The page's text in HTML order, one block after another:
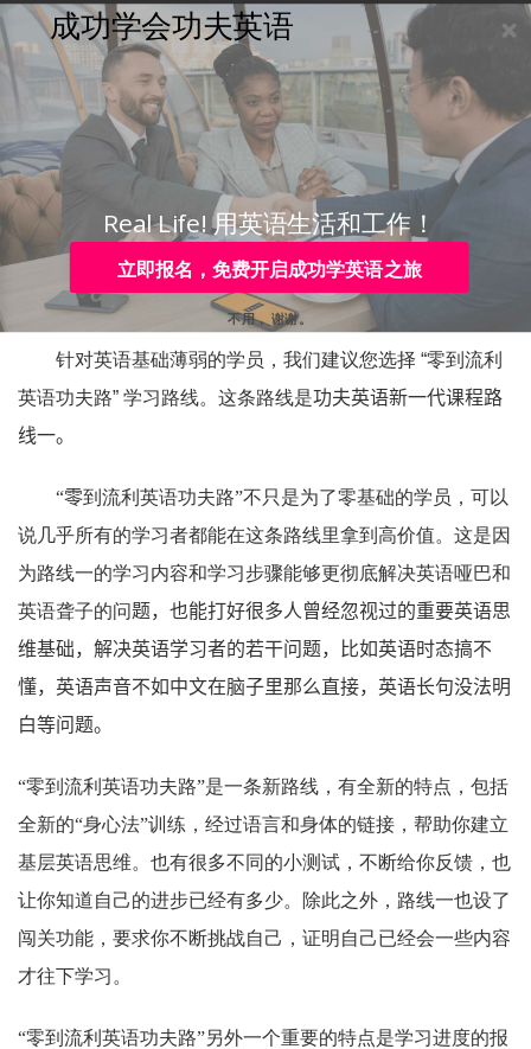
购买
注册
Toggle
navigation
咨询热线：
4006-979-088 或 0755-88820630
针对英文不好的学员，有
什么教学计划？
您好：
针对英语基础薄弱的学员，我们建议您选择 “零到流利
英语功夫路” 学习路线。这条路线是功夫英语新一代课程路
线一。
“零到流利英语功夫路”不只是为了零基础的学员，可以
说几乎所有的学习者都能在这条路线里拿到高价值。这是因
为路线一的学习内容和学习步骤能够更彻底解决英语哑巴和
英语聋子的问题，也能打好很多人曾经忽视过的重要英语思
维基础，解决英语学习者的若干问题，比如英语时态搞不
懂，英语声音不如中文在脑子里那么直接，英语长句没法明
白等问题。
“零到流利英语功夫路”是一条新路线，有全新的特点，包括
全新的“身心法”训练，经过语言和身体的链接，帮助你建立
基层英语思维。也有很多不同的小测试，不断给你反馈，也
让你知道自己的进步已经有多少。除此之外，路线一也设了
闯关功能，要求你不断挑战自己，证明自己已经会一些内容
才往下学习。
“零到流利英语功夫路”另外一个重要的特点是学习进度的报
立即报名，免费开启成功学英语之旅
成功学会功夫英语
Real Life! 用英语生活和工作！
不用， 谢谢。